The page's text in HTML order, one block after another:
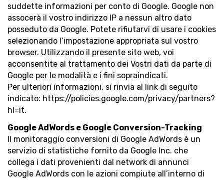
suddette informazioni per conto di Google. Google non
assocerà il vostro indirizzo IP a nessun altro dato
posseduto da Google. Potete rifiutarvi di usare i cookies
selezionando l’impostazione appropriata sul vostro
browser. Utilizzando il presente sito web, voi
acconsentite al trattamento dei Vostri dati da parte di
Google per le modalità e i fini sopraindicati.
Per ulteriori informazioni, si rinvia al link di seguito
indicato: https://policies.google.com/privacy/partners?
hl=it.
Google AdWords e Google Conversion-Tracking
Il monitoraggio conversioni di Google AdWords è un
servizio di statistiche fornito da Google Inc. che
collega i dati provenienti dal network di annunci
Google AdWords con le azioni compiute all’interno di